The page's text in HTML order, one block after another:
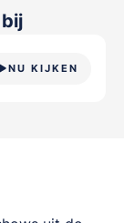
NU KIJKEN